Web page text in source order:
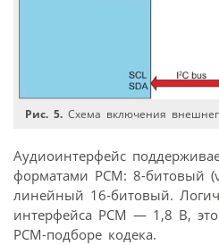
Рис. 5. Схема включения
Аудиоинтерфейс
форматами PCM: 8-битовый
линейный 16-битовый.
интерфейса PCM — 1,8 В,
PCM-подборе кодека.